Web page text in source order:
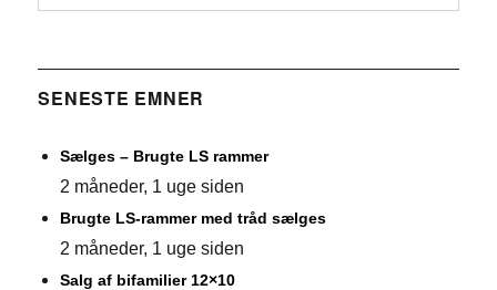
SENESTE EMNER
Sælges – Brugte LS rammer
2 måneder, 1 uge siden
Brugte LS-rammer med tråd sælges
2 måneder, 1 uge siden
Salg af bifamilier 12×10